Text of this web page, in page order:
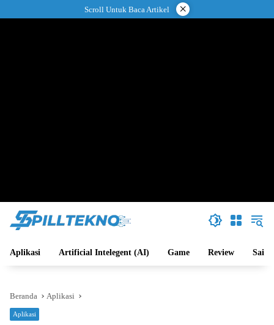
ke
Scroll Untuk Baca Artikel ×
Aplikasi Artificial Intelegent (AI) Game Review Sains
Beranda Aplikasi
Aplikasi